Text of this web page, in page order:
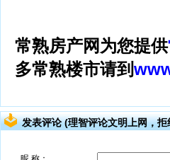
常熟房产网为您提供
多常熟楼市请到
发表评论 (理智评论文明上网，